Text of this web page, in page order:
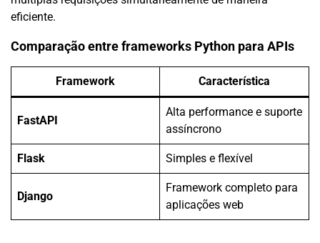
eficiente.
Comparação entre frameworks Python para APIs
Framework Característica
FastAPI
Alta performance e suporte
assíncrono
Flask Simples e flexível
Django
Framework completo para
aplicações web